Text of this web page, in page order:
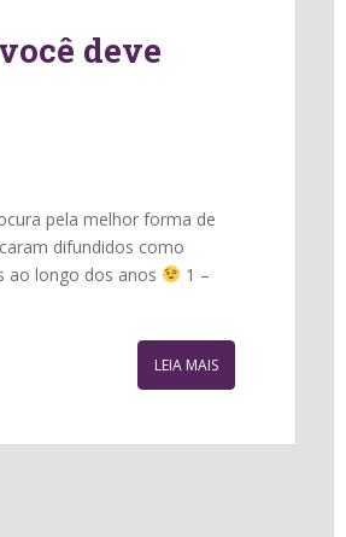
deve
pela melhor forma de
difundidos como
ao longo dos anos
1 –
LEIA MAIS